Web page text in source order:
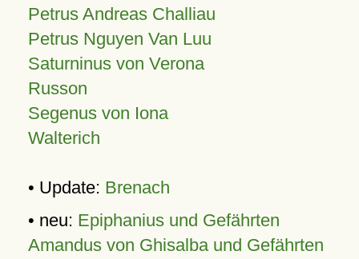
Petrus Andreas Challiau
Petrus Nguyen Van Luu
Saturninus von Verona
Russon
Segenus von Iona
Walterich
• Update: Brenach
• neu: Epiphanius und Gefährten
Amandus von Ghisalba und Gefährten